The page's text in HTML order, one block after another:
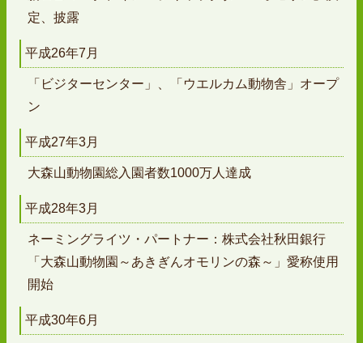
定、披露
平成26年7月
「ビジターセンター」、「ウエルカム動物舎」オープ
ン
平成27年3月
大森山動物園総入園者数1000万人達成
平成28年3月
ネーミングライツ・パートナー：株式会社秋田銀行
「大森山動物園～あきぎんオモリンの森～」愛称使用
開始
平成30年6月